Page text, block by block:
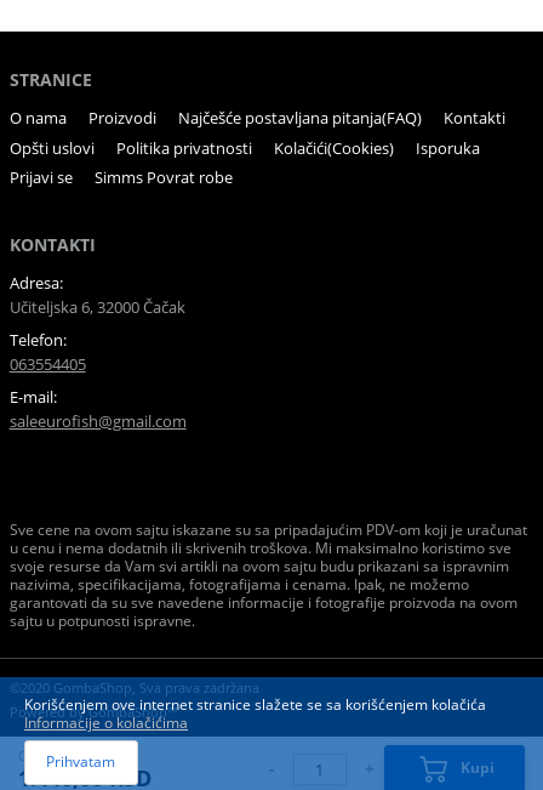
STRANICE
O nama Proizvodi Najčešće postavljana pitanja(FAQ)
Kontakti
Opšti uslovi
Politika privatnosti Kolačići(Cookies)
Isporuka
Prijavi se
Simms Povrat robe
KONTAKTI
Adresa:
Učiteljska 6, 32000 Čačak
Telefon:
063554405
E-mail:
saleeurofish@gmail.com
Sve cene na ovom sajtu iskazane su sa pripadajućim PDV-om koji je uračunat
u cenu i nema dodatnih ili skrivenih troškova. Mi maksimalno koristimo sve
svoje resurse da Vam svi artikli na ovom sajtu budu prikazani sa ispravnim
nazivima, specifikacijama, fotografijama i cenama. Ipak, ne možemo
garantovati da su sve navedene informacije i fotografije proizvoda na ovom
sajtu u potpunosti ispravne.
©2020 GombaShop, Sva prava zadržana
Powered byGombaShop™
Cena:
1.440,00 RSD - + Kupi
Korišćenjem ove internet stranice slažete se sa korišćenjem kolačića
Informacije o kolačićima
Prihvatam